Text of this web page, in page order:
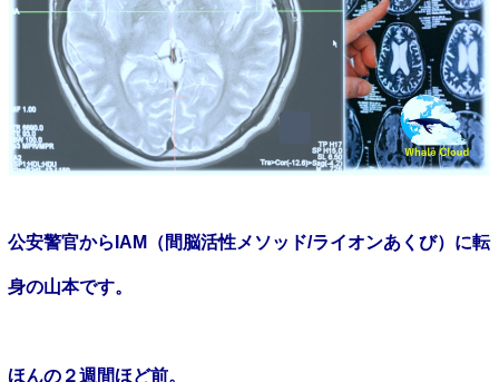
公安警官からIAM（間脳活性メソッド/ライオンあくび）に転
身の山本です。
ほんの２週間ほど前。